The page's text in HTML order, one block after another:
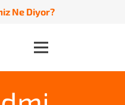
Ne Diyor?